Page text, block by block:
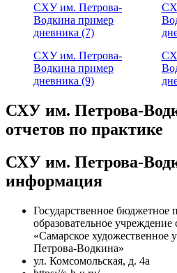
СХУ им. Петрова-
Водкина пример
дневника (7)
СХУ им. Петрова-
Водкина пример
дневника (9)
СХУ им. Петрова-
отчетов по практике
СХУ им. Петрова-
информация
Государственное бюджетное
образовательное учреждение
«Самарское
Петрова-Водкина»
ул. Комсомольская, д. 4а